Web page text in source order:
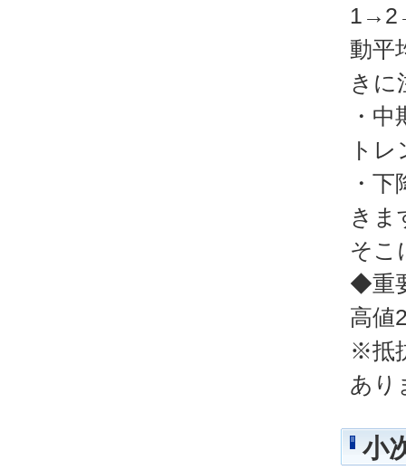
動平
きに
・
ト
・
きま
そこ
◆重
高値
※抵
あり
小